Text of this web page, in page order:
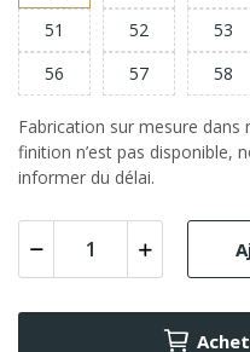
51
52 53
56
57 58
Fabrication sur mesure
finition n’est pas disponible,
informer du délai.